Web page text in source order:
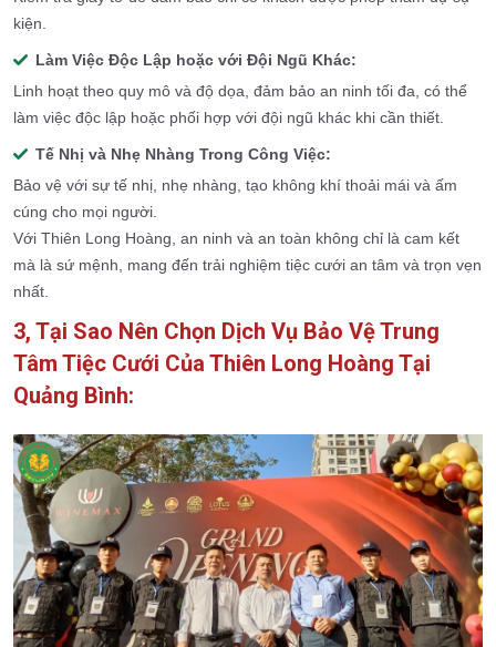
kiện.
Làm Việc Độc Lập hoặc với Đội Ngũ Khác:
Linh hoạt theo quy mô và độ dọa, đảm bảo an ninh tối đa, có thể
làm việc độc lập hoặc phối hợp với đội ngũ khác khi cần thiết.
Tế Nhị và Nhẹ Nhàng Trong Công Việc:
Bảo vệ với sự tế nhị, nhẹ nhàng, tạo không khí thoải mái và ấm
cúng cho mọi người.
Với Thiên Long Hoàng, an ninh và an toàn không chỉ là cam kết
mà là sứ mệnh, mang đến trải nghiệm tiệc cưới an tâm và trọn vẹn
nhất.
3, Tại Sao Nên Chọn Dịch Vụ Bảo Vệ Trung
Tâm Tiệc Cưới Của Thiên Long Hoàng Tại
Quảng Bình: